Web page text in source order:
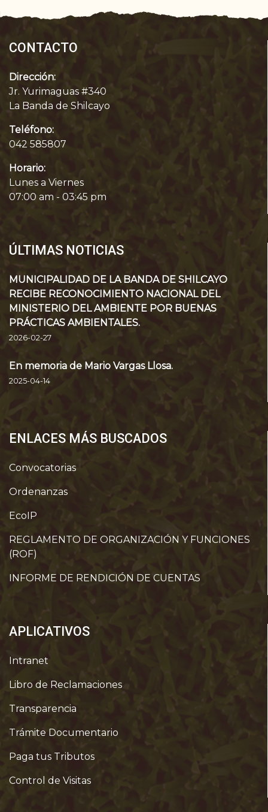
CONTACTO
Dirección:
Jr. Yurimaguas #340
La Banda de Shilcayo
Teléfono:
042 585807
Horario:
Lunes a Viernes
07:00 am - 03:45 pm
ÚLTIMAS NOTICIAS
MUNICIPALIDAD DE LA BANDA DE SHILCAYO
RECIBE RECONOCIMIENTO NACIONAL DEL
MINISTERIO DEL AMBIENTE POR BUENAS
PRÁCTICAS AMBIENTALES.
2026-02-27
En memoria de Mario Vargas Llosa.
2025-04-14
ENLACES MÁS BUSCADOS
Convocatorias
Ordenanzas
EcoIP
REGLAMENTO DE ORGANIZACIÓN Y FUNCIONES
(ROF)
INFORME DE RENDICIÓN DE CUENTAS
APLICATIVOS
Intranet
Libro de Reclamaciones
Transparencia
Trámite Documentario
Paga tus Tributos
Control de Visitas